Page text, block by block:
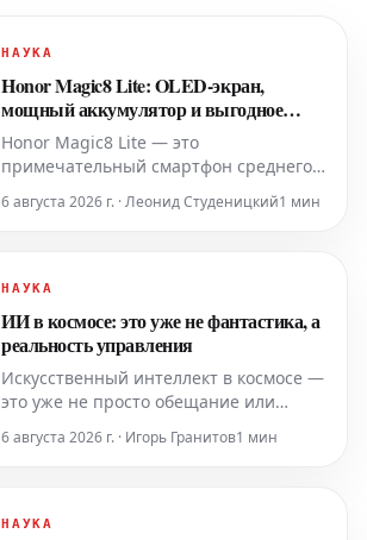
НАУКА
Honor Magic8 Lite: OLED-экран,
мощный аккумулятор и выгодное
предложение
Honor Magic8 Lite — это
примечательный смартфон среднего
удивительно продвинутыми
предлагается в рамках специальной
привлекательным приобретением.
6 августа 2026 г. · Леонид Студеницкий1 мин
НАУКА
ИИ в космосе: это уже не фантастика, а
реальность управления
Искусственный интеллект в космосе —
это уже не просто обещание или
действующая, решающая
активно используется: от телескопов,
6 августа 2026 г. · Игорь Гранитов1 мин
НАУКА